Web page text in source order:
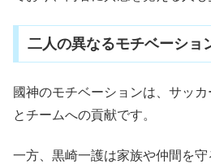
二人の異なるモチベーショ
國神のモチベーションは、サッ
とチームへの貢献です。
一方、黒崎一護は家族や仲間を